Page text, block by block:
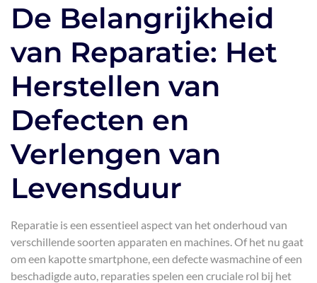
De Belangrijkheid
van Reparatie: Het
Herstellen van
Defecten en
Verlengen van
Levensduur
Reparatie is een essentieel aspect van het onderhoud van
verschillende soorten apparaten en machines. Of het nu gaat
om een kapotte smartphone, een defecte wasmachine of een
beschadigde auto, reparaties spelen een cruciale rol bij het